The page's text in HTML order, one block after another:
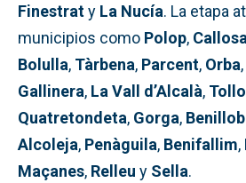
Finestraty La Nucía. La etapa
municipios como Polop,
Bolulla, Tàrbena, Parcent, Orba,
Gallinera, La Vall d’Alcalà,
Quatretondeta, Gorga,
Alcoleja, Penàguila, Benifallim,
Maçanes, Relleu y Sella.